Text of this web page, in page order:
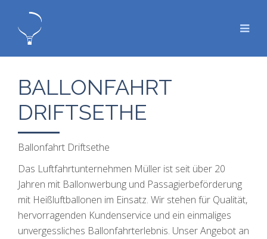
BALLONFAHRT
DRIFTSETHE
Ballonfahrt Driftsethe
Das Luftfahrtunternehmen Müller ist seit über 20
Jahren mit Ballonwerbung und Passagierbeförderung
mit Heißluftballonen im Einsatz. Wir stehen für Qualität,
hervorragenden Kundenservice und ein einmaliges
unvergessliches Ballonfahrterlebnis. Unser Angebot an